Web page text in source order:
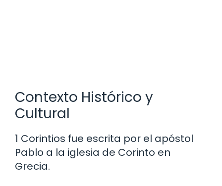
Contexto Histórico y
Cultural
1 Corintios fue escrita por el apóstol
Pablo a la iglesia de Corinto en
Grecia.